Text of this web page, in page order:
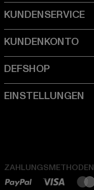
ZAHLUNGSMETHODEN